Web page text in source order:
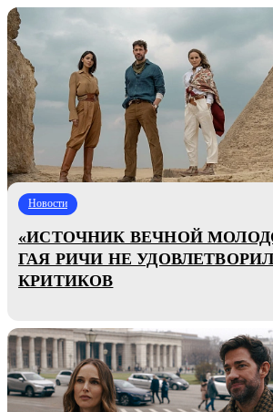
Новости
«ИСТОЧНИК ВЕЧНОЙ
ГАЯ РИЧИ НЕ УДОВЛЕТВОРИЛ
КРИТИКОВ